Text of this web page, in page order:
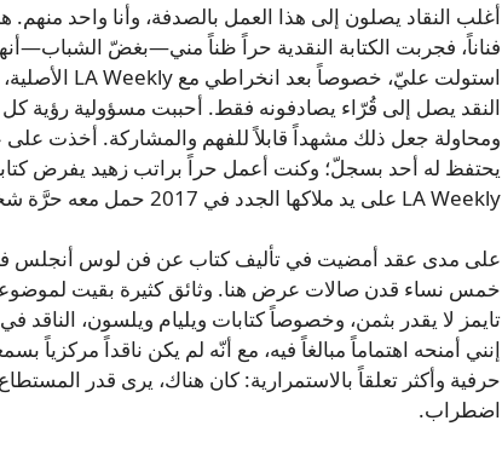
أغلب النقاد يصلون إلى هذا العمل بالصدفة، وأنا واحد
فناناً، فجربت الكتابة النقدية حراً ظناً مني—بغضّ
النقد يصل إلى قُرّاء يصادفونه فقط. أحببت مسؤولية رؤية
ومحاولة جعل ذلك مشهداً قابلاً للفهم والمشاركة. أخذت
يحتفظ له أحد بسجلّ؛ وكنت أعمل حراً براتب زهيد يفرض
LA Weekly على يد ملاكها الجدد في 2017 حمل معه حرَّة شخصية وسط تلك المأساة الثقافية.
على مدى عقد أمضيت في تأليف كتاب عن فن لوس أنجلس في
خمس نساء قدن صالات عرض هنا. وثائق كثيرة بقيت
إنني أمنحه اهتماماً مبالغاً فيه، مع أنّه لم يكن ناقداً مركزياً
حرفية وأكثر تعلقاً بالاستمرارية: كان هناك، يرى قدر
اضطراب.